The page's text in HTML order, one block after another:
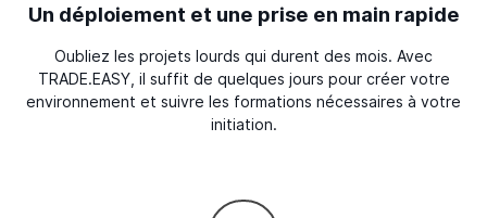
Un déploiement et une prise en main rapide
Oubliez les projets lourds qui durent des mois. Avec
TRADE.EASY, il suffit de quelques jours pour créer votre
environnement et suivre les formations nécessaires à votre
initiation.